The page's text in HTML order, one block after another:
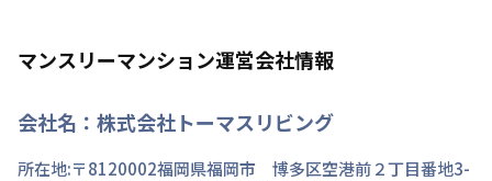
マンスリーマンション運営会社情報
会社名： 株式会社トーマスリビング
所在地:〒8120002福岡県福岡市 博多区空港前２丁目番地3-